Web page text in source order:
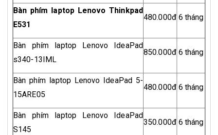
Bàn phím laptop Lenovo Thinkpad
E531
480.000đ 6 tháng
Bàn phím laptop Lenovo IdeaPad
s340-13IML
850.000đ 6 tháng
Bàn phím laptop Lenovo IdeaPad 5-
15ARE05
480.000đ 6 tháng
Bàn phím laptop Lenovo IdeaPad
S145
350.000đ 6 tháng